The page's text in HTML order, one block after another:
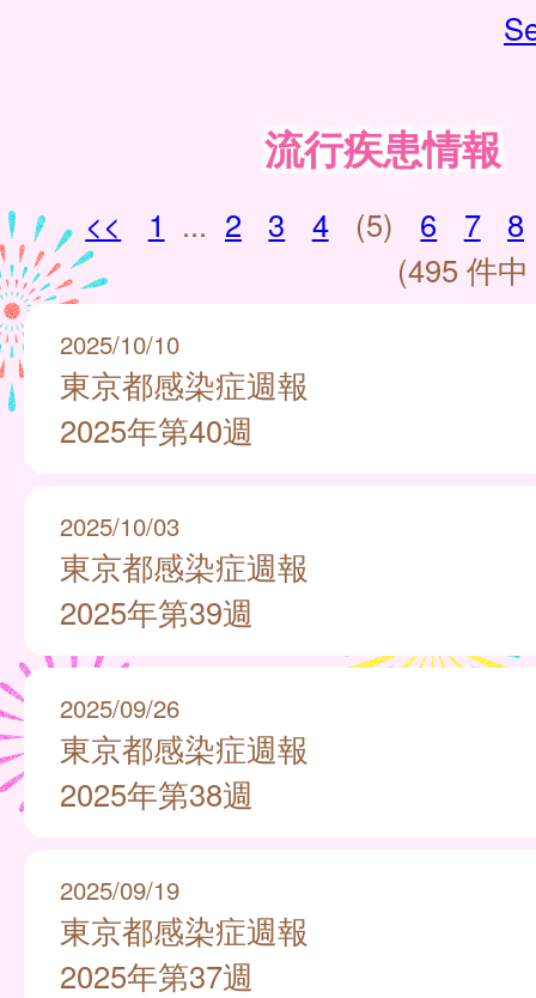
流行疾患情報
<< 1 ... 2 3 4 (5) 6 7
8
(495 件
2025/10/10
東京都感染症週報
2025年第40週
2025/10/03
東京都感染症週報
2025年第39週
2025/09/26
東京都感染症週報
2025年第38週
2025/09/19
東京都感染症週報
2025年第37週